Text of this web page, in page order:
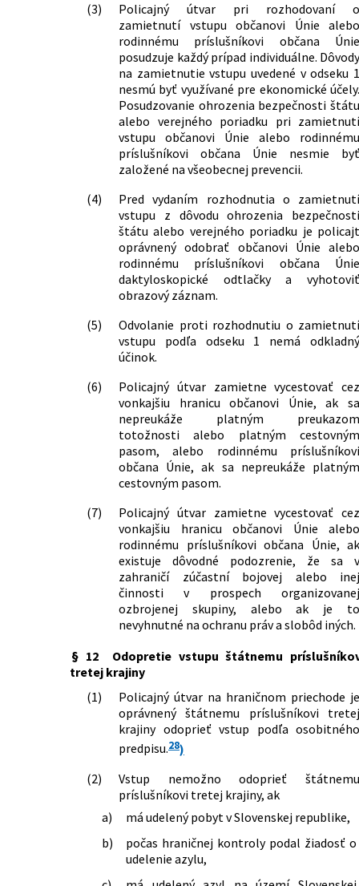
(3)
Policajný útvar pri rozhodovaní o
zamietnutí vstupu občanovi Únie alebo
rodinnému príslušníkovi občana Únie
posudzuje každý prípad individuálne. Dôvody
na zamietnutie vstupu uvedené v odseku 1
nesmú byť využívané pre ekonomické účely.
Posudzovanie ohrozenia bezpečnosti štátu
alebo verejného poriadku pri zamietnutí
vstupu občanovi Únie alebo rodinnému
príslušníkovi občana Únie nesmie byť
založené na všeobecnej prevencii.
(4)
Pred vydaním rozhodnutia o zamietnutí
vstupu z dôvodu ohrozenia bezpečnosti
štátu alebo verejného poriadku je policajt
oprávnený odobrať občanovi Únie alebo
rodinnému príslušníkovi občana Únie
daktyloskopické odtlačky a vyhotoviť
obrazový záznam.
(5)
Odvolanie proti rozhodnutiu o zamietnutí
vstupu podľa odseku 1 nemá odkladný
účinok.
(6)
Policajný útvar zamietne vycestovať cez
vonkajšiu hranicu občanovi Únie, ak sa
nepreukáže platným preukazom
totožnosti alebo platným cestovným
pasom, alebo rodinnému príslušníkovi
občana Únie, ak sa nepreukáže platným
cestovným pasom.
(7)
Policajný útvar zamietne vycestovať cez
vonkajšiu hranicu občanovi Únie alebo
rodinnému príslušníkovi občana Únie, ak
existuje dôvodné podozrenie, že sa v
zahraničí zúčastní bojovej alebo inej
činnosti v prospech organizovanej
ozbrojenej skupiny, alebo ak je to
nevyhnutné na ochranu práv a slobôd iných.
§ 12
Odopretie vstupu štátnemu
tretej krajiny
(1)
Policajný útvar na hraničnom priechode je
oprávnený štátnemu príslušníkovi tretej
krajiny odoprieť vstup podľa osobitného
predpisu.28)
(2)
Vstup nemožno odoprieť štátnemu
príslušníkovi tretej krajiny, ak
a)
má udelený pobyt v Slovenskej republike,
b)
počas hraničnej kontroly podal žiadosť o
udelenie azylu,